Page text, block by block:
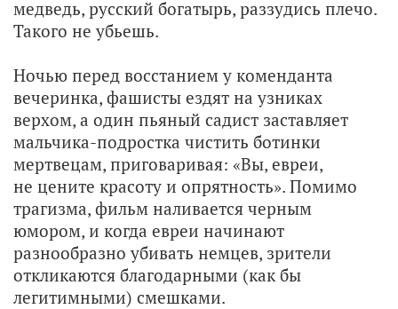
медведь, русский богатырь, раззудись плечо.
Такого не убьешь.
Ночью перед восстанием у коменданта
вечеринка, фашисты ездят на узниках
верхом, а один пьяный садист заставляет
мальчика-подростка чистить ботинки
мертвецам, приговаривая: «Вы, евреи,
не цените красоту и опрятность». Помимо
трагизма, фильм наливается черным
юмором, и когда евреи начинают
разнообразно убивать немцев, зрители
откликаются благодарными (как бы
легитимными) смешками.